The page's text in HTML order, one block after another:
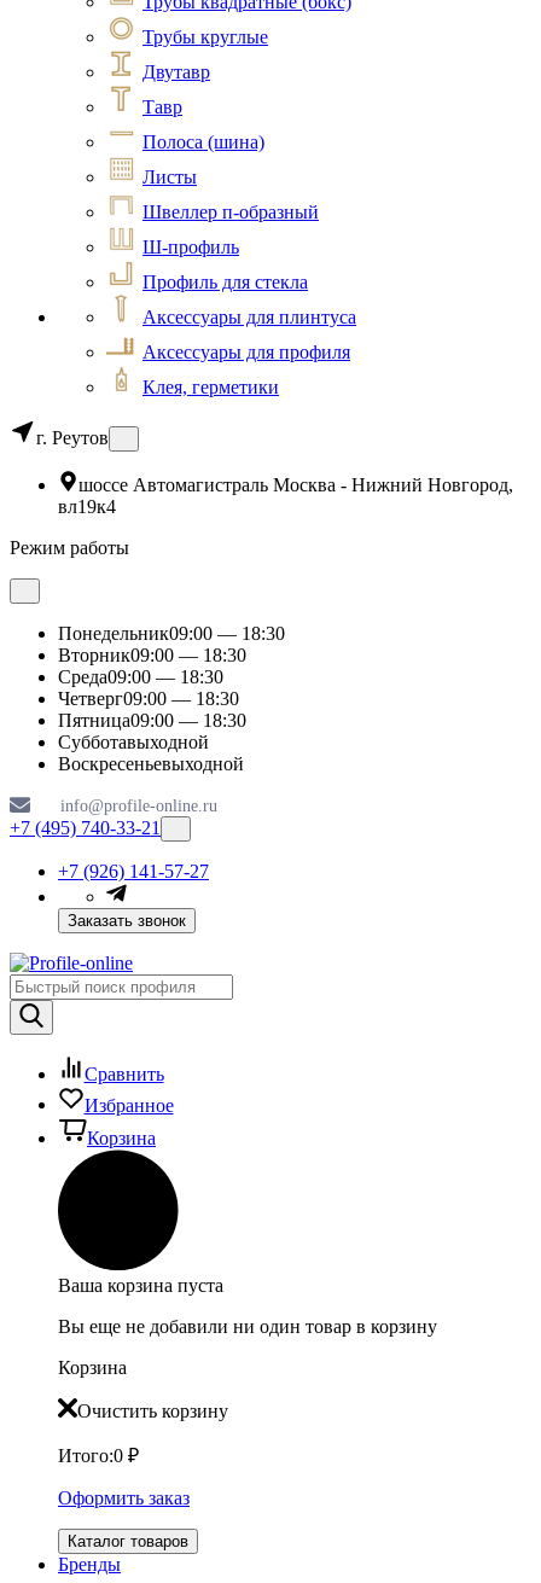
Трубы круглые
Двутавр
Тавр
Полоса (шина)
Листы
Швеллер п-образный
Ш-профиль
Профиль для стекла
Аксессуары для плинтуса
Аксессуары для профиля
Клея, герметики
г. Реутов
шоссе Автомагистраль Москва - Нижний Новгород,
вл19к4
Режим работы
Понедельник09:00 — 18:30
Вторник09:00 — 18:30
Среда09:00 — 18:30
Четверг09:00 — 18:30
Пятница09:00 — 18:30
Субботавыходной
Воскресеньевыходной
info@profile-online.ru
+7 (495) 740-33-21
+7 (926) 141-57-27
Заказать звонок
Сравнить
Избранное
Корзина
Ваша корзина пуста
Вы еще не добавили ни один товар в корзину
Корзина
Очистить корзину
Итого:0 ₽
Оформить заказ
Каталог товаров
Бренды